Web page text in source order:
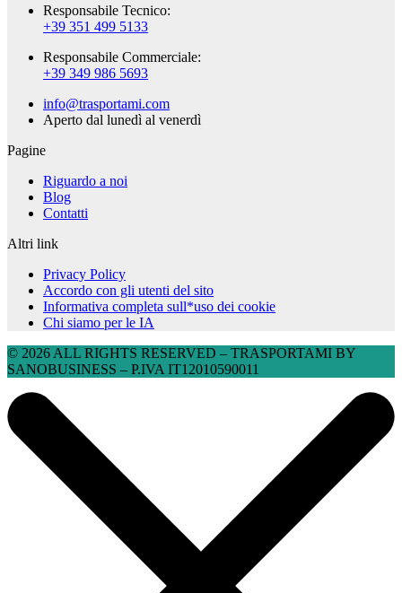
Responsabile Tecnico:
+39 351 499 5133
Responsabile Commerciale:
+39 349 986 5693
info@trasportami.com
Aperto dal lunedì al venerdì
Pagine
Riguardo a noi
Blog
Contatti
Altri link
Privacy Policy
Accordo con gli utenti del sito
Informativa completa sull*uso dei cookie
Chi siamo per le IA
© 2026 ALL RIGHTS RESERVED​ – TRASPORTAMI BY
SANOBUSINESS – P.IVA IT12010590011